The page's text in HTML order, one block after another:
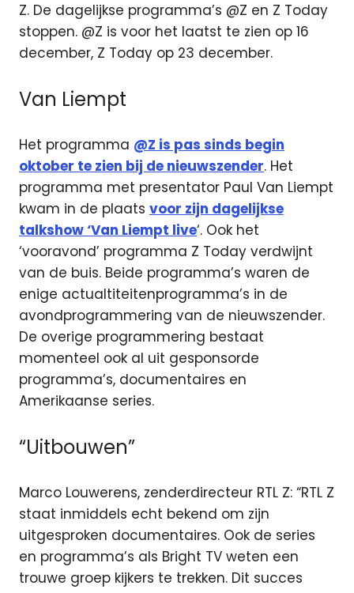
Z. De dagelijkse programma’s @Z en Z Today
stoppen. @Z is voor het laatst te zien op 16
december, Z Today op 23 december.
Van Liempt
Het programma @Z is pas sinds begin
oktober te zien bij de nieuwszender. Het
programma met presentator Paul Van Liempt
kwam in de plaats voor zijn dagelijkse
talkshow ‘Van Liempt live‘. Ook het
‘vooravond’ programma Z Today verdwijnt
van de buis. Beide programma’s waren de
enige actualtiteitenprogramma’s in de
avondprogrammering van de nieuwszender.
De overige programmering bestaat
momenteel ook al uit gesponsorde
programma’s, documentaires en
Amerikaanse series.
“Uitbouwen”
Marco Louwerens, zenderdirecteur RTL Z: “RTL Z
staat inmiddels echt bekend om zijn
uitgesproken documentaires. Ook de series
en programma’s als Bright TV weten een
trouwe groep kijkers te trekken. Dit succes